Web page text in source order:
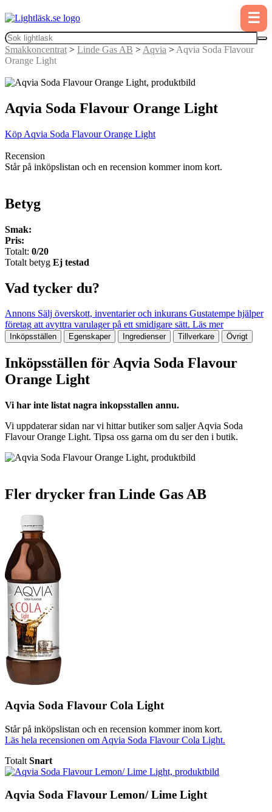
☰
Smakkoncentrat > Linde Gas AB > Aqvia > Aqvia Soda Flavour
Orange Light
Aqvia Soda Flavour Orange Light
Köp Aqvia Soda Flavour Orange Light
Recension
Står på inköpslistan och en recension kommer inom kort.
Betyg
Smak:
Pris:
Totalt: 0/20
Totalt betyg Ej testad
Vad tycker du?
Annons Sälj överskott, inventarier och inkurans Gustatempe hjälper
företag att avyttra varulager på ett smidigare sätt. Läs mer
Inköpsställen Egenskaper Ingredienser Tillverkare Övrigt
Inköpsställen för Aqvia Soda Flavour
Orange Light
Vi har inte listat nagra inkopsstallen annu.
Vi uppdaterar sidan nar vi hittar butiker som saljer Aqvia Soda
Flavour Orange Light. Tipsa oss garna om du ser den i butik.
Fler drycker fran Linde Gas AB
Aqvia Soda Flavour Cola Light
Står på inköpslistan och en recension kommer inom kort.
Läs hela recensionen om Aqvia Soda Flavour Cola Light.
Totalt Snart
Aqvia Soda Flavour Lemon/ Lime Light